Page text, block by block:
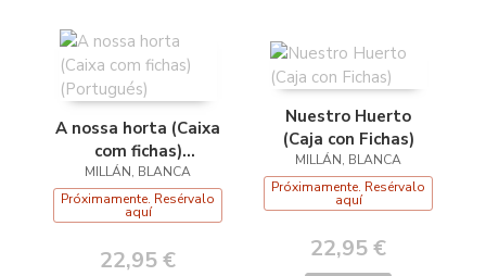
A nossa horta (Caixa
com fichas)
(Portugués)
MILLÁN, BLANCA
Próximamente. Resérvalo
aquí
22,95 €
Nuestro Huerto
(Caja con Fichas)
MILLÁN, BLANCA
Próximamente. Resérvalo
aquí
22,95 €